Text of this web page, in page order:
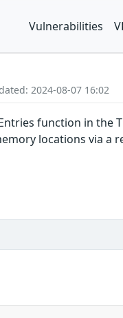
Vulnerabilities
2024-08-07 16:02
function in the
locations via a